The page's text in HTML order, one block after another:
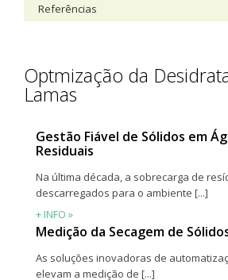
Referências
Optmização da
Lamas
Gestão Fiável de Sólidos em
Residuais
Na última década, a sobrecarga de
descarregados para o ambiente [...]
+ INFO »
Medição da Secagem de
As soluções inovadoras de
elevam a medição de [...]